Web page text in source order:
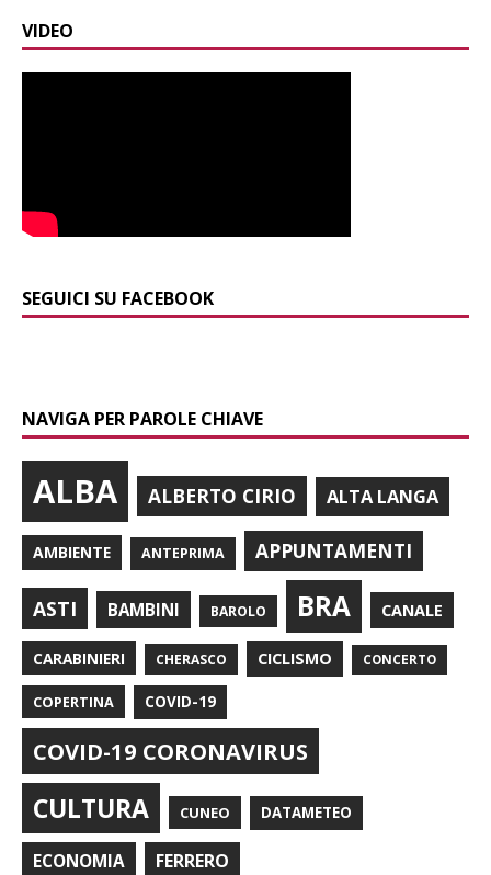
VIDEO
SEGUICI SU FACEBOOK
NAVIGA PER PAROLE CHIAVE
ALBA ALBERTO CIRIO ALTA LANGA
AMBIENTE ANTEPRIMA APPUNTAMENTI
ASTI BAMBINI BAROLO BRA CANALE
CARABINIERI CHERASCO CICLISMO CONCERTO
COPERTINA COVID-19
COVID-19 CORONAVIRUS
CULTURA CUNEO DATAMETEO
ECONOMIA FERRERO